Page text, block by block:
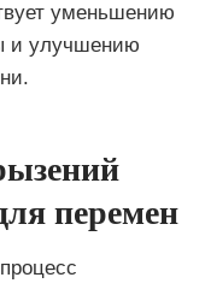
уменьшению
и улучшению
перемен